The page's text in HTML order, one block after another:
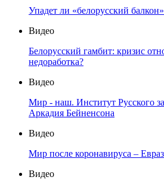
Упадет ли «белорусский
Видео
Белорусский гамбит: кризис
недоработка?
Видео
Мир - наш. Институт Русского
Аркадия Бейненсона
Видео
Мир после коронавируса –
Видео